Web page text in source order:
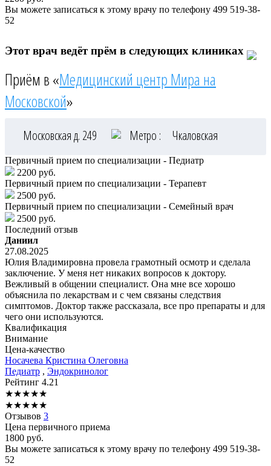
Вы можете записаться к этому врачу по телефону 499 519-38-
52
Этот врач ведёт прём в следующих клиниках
Приём в «Медицинский центр Мира на
Московской»
Московская д. 249 Метро : Чкаловская
Первичный прием по специализации - Педиатр
2200 руб.
Первичный прием по специализации - Терапевт
2500 руб.
Первичный прием по специализации - Семейный врач
2500 руб.
Последний отзыв
Даниил
27.08.2025
Юлия Владимировна провела грамотный осмотр и сделала
заключение. У меня нет никаких вопросов к доктору.
Вежливый в общении специалист. Она мне все хорошо
объяснила по лекарствам и с чем связаны следствия
симптомов. Доктор также рассказала, все про препараты и для
чего они используются.
Квалификация
Внимание
Цена-качество
Носачева Кристина Олеговна
Педиатр , Эндокринолог
Рейтинг 4.21
★★★★★
★★★★★
Отзывов 3
Цена первичного приема
1800 руб.
Вы можете записаться к этому врачу по телефону 499 519-38-
52